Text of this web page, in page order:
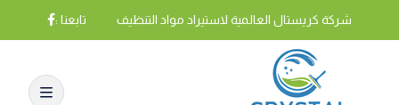
شركة كريستال العالمية لاستيراد مواد التنظيف تابعنا :